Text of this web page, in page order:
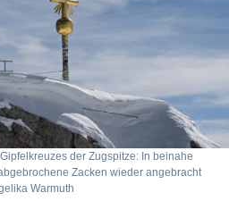
der Zugspitze: In beinahe
Zacken wieder angebracht
Warmuth